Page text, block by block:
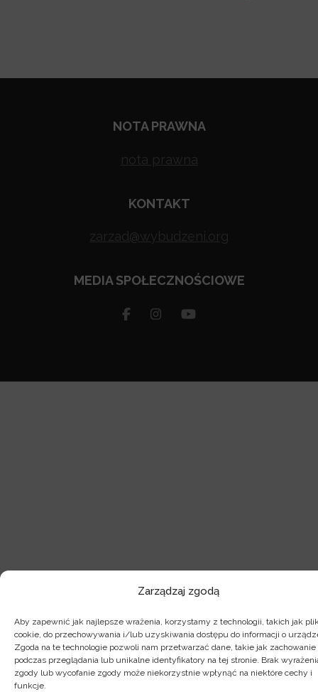
Zarządzaj zgodą
Aby zapewnić jak najlepsze wrażenia, korzystamy z technologii, takich jak
cookie, do przechowywania i/lub uzyskiwania dostępu do informacji o
Zgoda na te technologie pozwoli nam przetwarzać dane, takie jak zachowanie
podczas przeglądania lub unikalne identyfikatory na tej stronie. Brak
zgody lub wycofanie zgody może niekorzystnie wpłynąć na niektóre cechy i
funkcje.
NOTA PRAWNA
nota prawna
KONTAKT
zarzad@wybudzeni.org
MEDIA SPOŁECZNOŚCIOWE